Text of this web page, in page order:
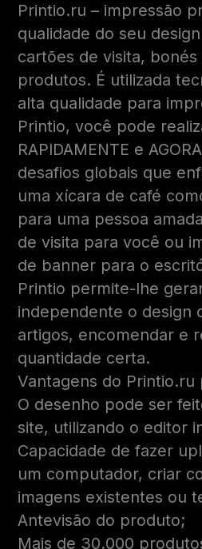
Printio.ru – impressão
qualidade do seu
cartões de visita,
produtos. É utilizada
alta qualidade para
Printio, você pode
RAPIDAMENTE e
desafios globais que
uma xícara de café
para uma pessoa
de visita para você ou
de banner para o
Printio permite-lhe
independente o design
artigos, encomendar e
quantidade certa.
Vantagens do Printio.ru
O desenho pode ser
site, utilizando o editor
Capacidade de fazer
um computador, criar
imagens existentes ou
Antevisão do produto;
Mais de 30.000